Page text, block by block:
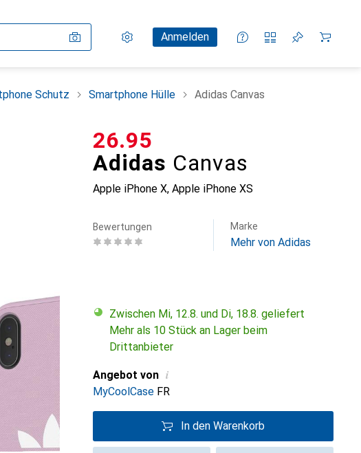
Einstellungen
KundenkontoAnmelden
Vergleichslisten
Merklisten
Warenkorb
Schutz Smartphone Hülle Adidas Canvas
Adidas Canvas
Apple iPhone X, Apple iPhone XS
CHF
26.95
Bewertungen Marke
Mehr von Adidas
Zwischen Mi, 12.8. und Di, 18.8. geliefert
Mehr als 10 Stück an Lager beim
Drittanbieter
Angebot von i
MyCoolCase FR
In den Warenkorb